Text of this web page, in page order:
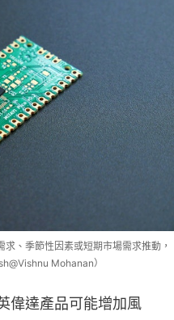
、季節性因素或短期市場需求推動，
Mohanan）
偉達產品可能增加風